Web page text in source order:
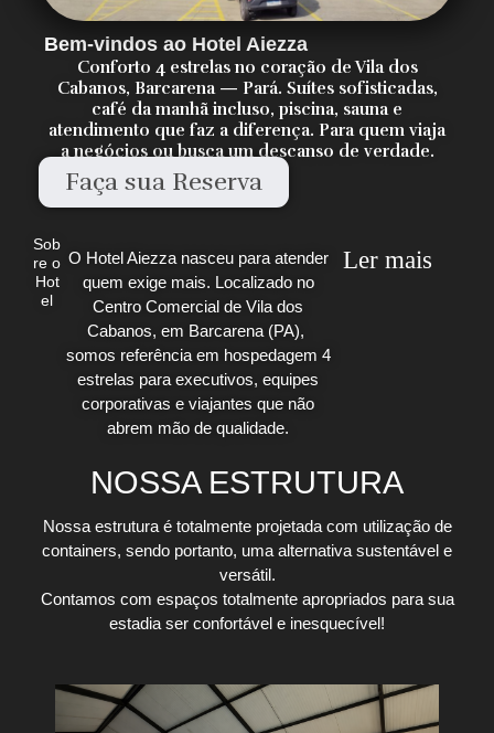
Bem-vindos ao Hotel Aiezza
Conforto 4 estrelas no coração de Vila dos
Cabanos, Barcarena — Pará. Suítes sofisticadas,
café da manhã incluso, piscina, sauna e
atendimento que faz a diferença. Para quem viaja
a negócios ou busca um descanso de verdade.
Faça sua Reserva
Sob
re o
Hot
el
O Hotel Aiezza nasceu para atender
quem exige mais. Localizado no
Centro Comercial de Vila dos
Cabanos, em Barcarena (PA),
somos referência em hospedagem 4
estrelas para executivos, equipes
corporativas e viajantes que não
abrem mão de qualidade.
Ler mais
NOSSA ESTRUTURA
Nossa estrutura é totalmente projetada com utilização de
containers, sendo portanto, uma alternativa sustentável e
versátil.
Contamos com espaços totalmente apropriados para sua
estadia ser confortável e inesquecível!